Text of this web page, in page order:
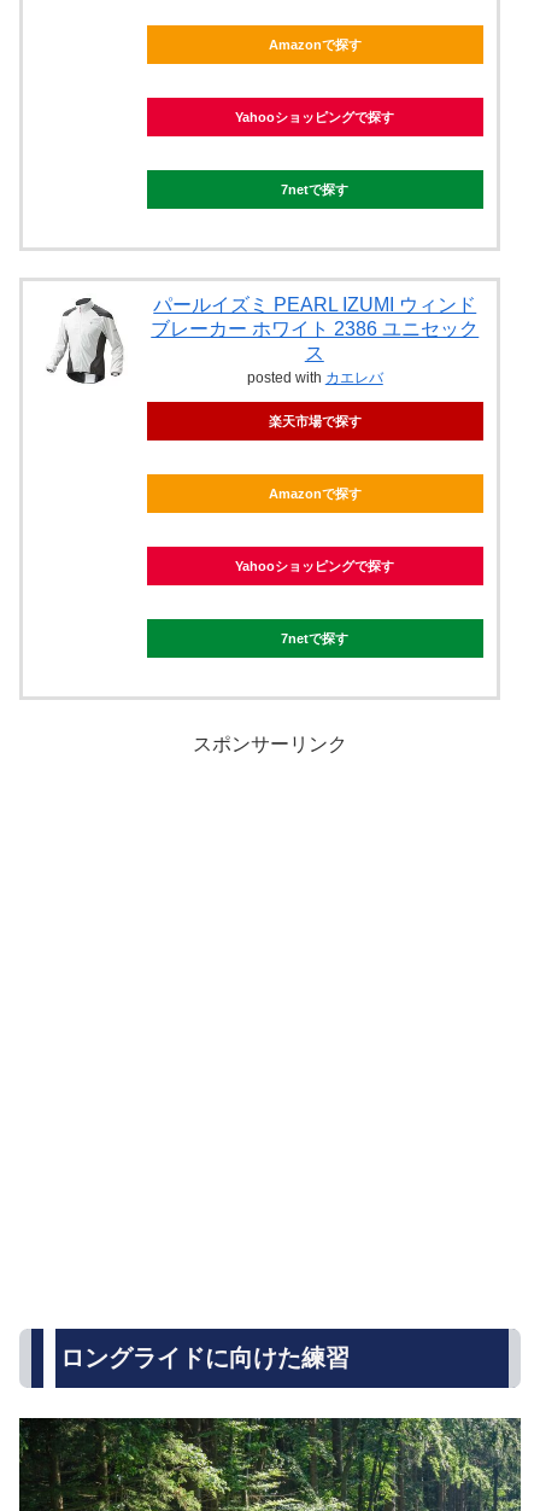
Amazonで探す
Yahooショッピングで探す
7netで探す
パールイズミ PEARL IZUMI ウィンド
ブレーカー ホワイト 2386 ユニセック
ス
posted with カエレバ
楽天市場で探す
Amazonで探す
Yahooショッピングで探す
7netで探す
スポンサーリンク
ロングライドに向けた練習